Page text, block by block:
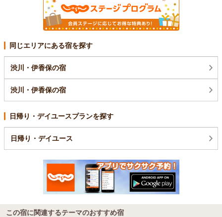
同じエリアにある宿を探す
渋川・伊香保の宿
渋川・伊香保の宿
日帰り・デイユースプランを探す
日帰り・デイユース
この宿に関連するテーマのおすすめ宿